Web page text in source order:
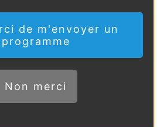
de m'envoyer un
programme
Non merci